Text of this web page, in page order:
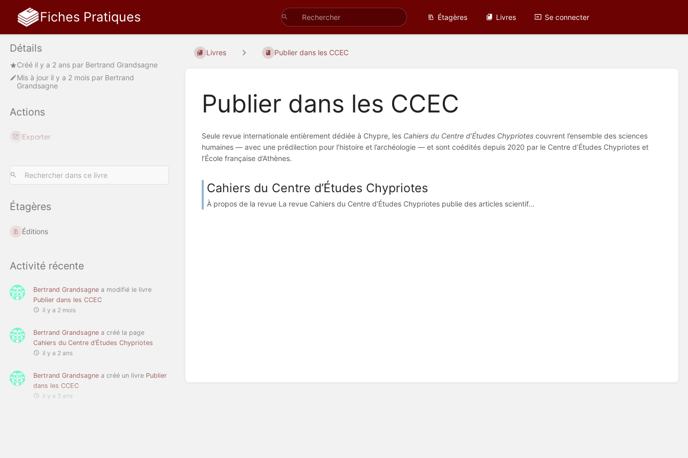
Fiches Pratiques Étagères Livres Se connecter
Détails
Créé il y a 2 ans par Bertrand Grandsagne
Mis à jour il y a 2 mois par Bertrand
Grandsagne
Actions
Exporter
Étagères
Éditions
Activité récente
Bertrand Grandsagne a modifié le livre
Publier dans les CCEC
il y a 2 mois
Bertrand Grandsagne a créé la page
Cahiers du Centre d’Études Chypriotes
il y a 2 ans
Bertrand Grandsagne a créé un livre Publier
dans les CCEC
il y a 2 ans
Livres Publier dans les CCEC
Publier dans les CCEC
Seule revue internationale entièrement dédiée à Chypre, les Cahiers du Centre d’Études Chypriotescouvrent l’ensemble des sciences
humaines — avec une prédilection pour l’histoire et l’archéologie — et sont coédités depuis 2020 par le Centre d’Études Chypriotes et
l’École française d’Athènes.
Cahiers du Centre d’Études Chypriotes
À propos de la revue La revue Cahiers du Centre d’Études Chypriotes publie des articles scientif...